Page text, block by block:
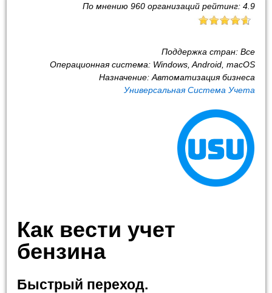
По мнению 960организаций рейтинг: 4.9
Поддержка стран: Все
Операционная система: Windows, Android, macOS
Назначение: Автоматизация бизнеса
Универсальная Система Учета
Как вести учет
бензина
Быстрый переход.